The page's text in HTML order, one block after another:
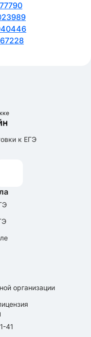
к ЕГЭ
организации
41